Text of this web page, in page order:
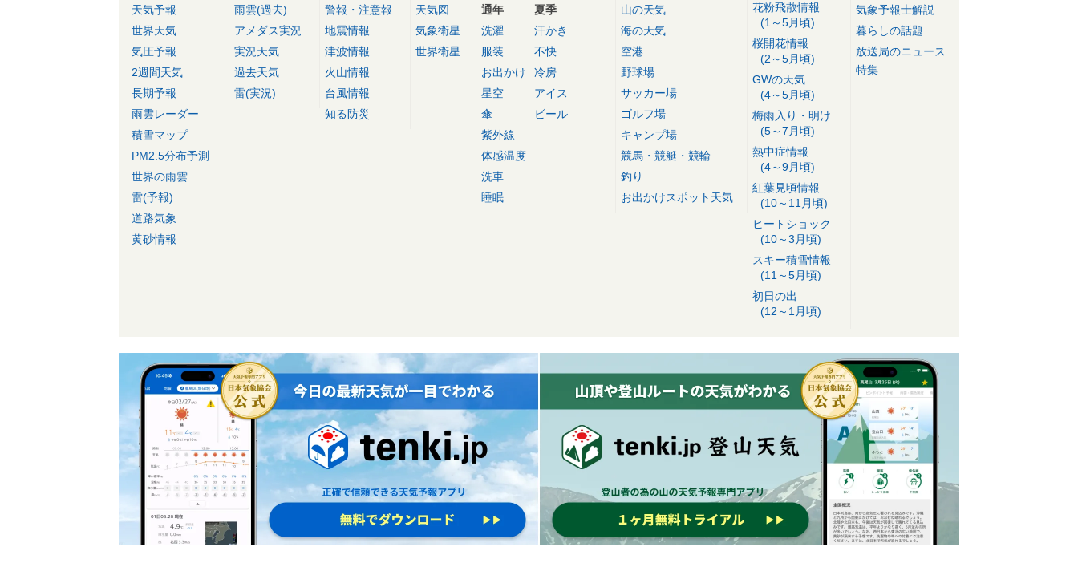
天気予報
世界天気
気圧予報
2週間天気
長期予報
雨雲レーダー
積雪マップ
PM2.5分布予測
世界の雨雲
雷(予報)
道路気象
黄砂情報
雨雲(過去)
アメダス実況
実況天気
過去天気
雷(実況)
警報・注意報
地震情報
津波情報
火山情報
台風情報
知る防災
天気図
気象衛星
世界衛星
通年
洗濯
服装
お出かけ
星空
傘
紫外線
体感温度
洗車
睡眠
夏季
汗かき
不快
冷房
アイス
ビール
山の天気
海の天気
空港
野球場
サッカー場
ゴルフ場
キャンプ場
競馬・競艇・競輪
釣り
お出かけスポット天気
花粉飛散情報
(1～5月頃)
桜開花情報
(2～5月頃)
GWの天気
(4～5月頃)
梅雨入り・明け
(5～7月頃)
熱中症情報
(4～9月頃)
紅葉見頃情報
(10～11月頃)
ヒートショック
(10～3月頃)
スキー積雪情報
(11～5月頃)
初日の出
(12～1月頃)
気象予報士解説
暮らしの話題
放送局のニュース
特集